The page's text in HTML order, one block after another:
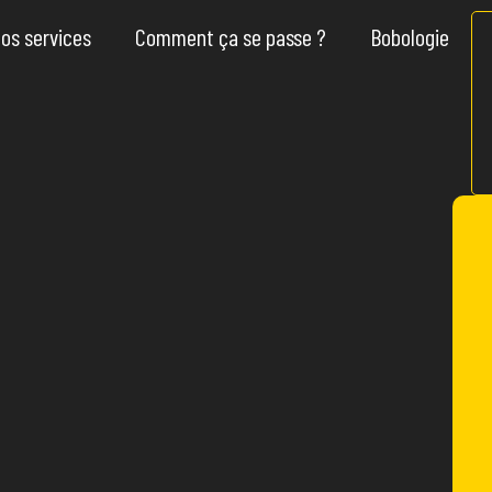
services Comment ça se passe ? Bobologie